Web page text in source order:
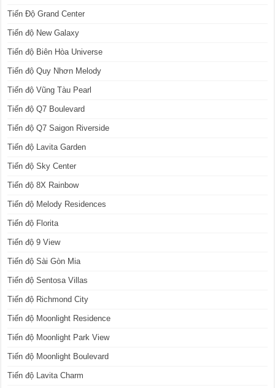
Tiến Độ Grand Center
Tiến độ New Galaxy
Tiến độ Biên Hòa Universe
Tiến độ Quy Nhơn Melody
Tiến độ Vũng Tàu Pearl
Tiến độ Q7 Boulevard
Tiến độ Q7 Saigon Riverside
Tiến độ Lavita Garden
Tiến độ Sky Center
Tiến độ 8X Rainbow
Tiến độ Melody Residences
Tiến độ Florita
Tiến độ 9 View
Tiến độ Sài Gòn Mia
Tiến độ Sentosa Villas
Tiến độ Richmond City
Tiến độ Moonlight Residence
Tiến độ Moonlight Park View
Tiến độ Moonlight Boulevard
Tiến độ Lavita Charm